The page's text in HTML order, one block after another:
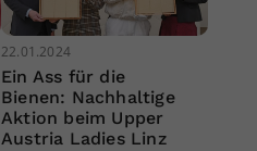
22.01.2024
Ein Ass für die
Bienen: Nachhaltige
Aktion beim Upper
Austria Ladies Linz